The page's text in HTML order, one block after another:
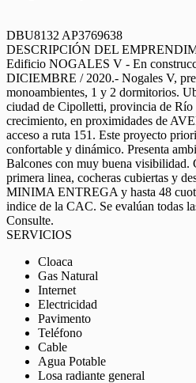
DBU8132 AP3769638
DESCRIPCIÓN DEL
Edificio NOGALES V - En
DICIEMBRE / 2020.- Nogales V,
monoambientes, 1 y 2 dormitorios.
ciudad de Cipolletti, provincia de Río
crecimiento, en proximidades de
acceso a ruta 151. Este proyecto
confortable y dinámico. Presenta
Balcones con muy buena visibilidad.
primera linea, cocheras cubiertas y
MINIMA ENTREGA y hasta 48
indice de la CAC. Se evalúan todas
Consulte.
SERVICIOS
Cloaca
Gas Natural
Internet
Electricidad
Pavimento
Teléfono
Cable
Agua Potable
Losa radiante general